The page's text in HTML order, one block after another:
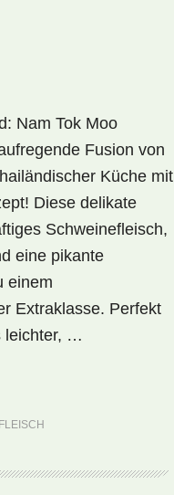
Nam Tok Moo
Fusion von
Küche mit
Diese delikate
Schweinefleisch,
eine pikante
einem
Extraklasse. Perfekt
leichter, …